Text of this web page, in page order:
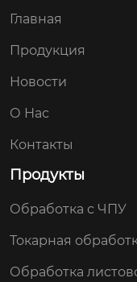
Главная
Продукция
Новости
О Нас
Контакты
Продукты
Обработка с ЧПУ
Токарная
Обработка